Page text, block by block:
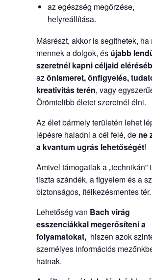
az egészség megőrzése,
helyreállítása.
Másrészt, akkor is segíthetek, ha
mennek a dolgok, és újabb
szeretnél kapni céljaid
azönismeret, önfigyelés,
kreativitás terén, vagy
Örömtelibb életet szeretnél élni.
Az élet bármely területén lehet
lépésre haladni a cél felé, de ne
a kvantum ugrás lehetőségét!
Amivel támogatlak a „technikán”
tiszta szándék, a figyelem és a
biztonságos, ítélkezésmentes tér.
Lehetőség van Bach virág
esszenciákkal megerősíteni a
folyamatokat,hiszen azok
személyes információs
hatnak.